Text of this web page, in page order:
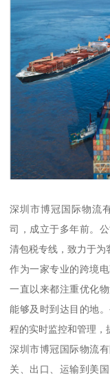
深圳市博冠国际物流
司，成立于多年前。
清包税专线，致力于为
作为一家专业的跨境
一直以来都注重优化
能够及时到达目的地
程的实时监控和管理，
深圳市博冠国际物流
关、出口、运输到美